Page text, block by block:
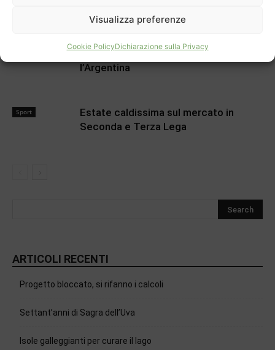
Visualizza preferenze
Cookie PolicyDichiarazione sulla Privacy
La Svizzera scrive la storia, ora c’è
l’Argentina
Sport
Estate caldissima sul mercato in
Seconda e Terza Lega
ARTICOLI RECENTI
Progetto bloccato, si rifanno i calcoli
Settant’anni di Sagra dell’Uva
Isole galleggianti per curare il lago